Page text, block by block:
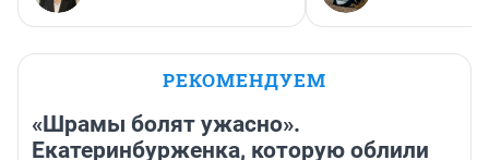
РЕКОМЕНДУЕМ
«Шрамы болят ужасно».
Екатеринбурженка, которую облили